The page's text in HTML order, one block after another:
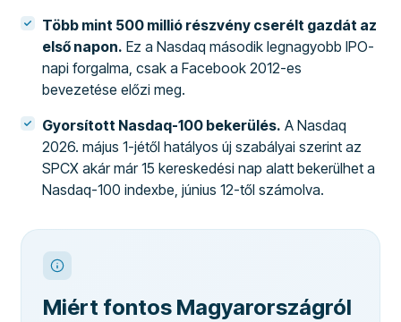
Több mint 500 millió részvény cserélt gazdát az
első napon. Ez a Nasdaq második legnagyobb IPO-
napi forgalma, csak a Facebook 2012-es
bevezetése előzi meg.
Gyorsított Nasdaq-100 bekerülés. A Nasdaq
2026. május 1-jétől hatályos új szabályai szerint az
SPCX akár már 15 kereskedési nap alatt bekerülhet a
Nasdaq-100 indexbe, június 12-től számolva.
Miért fontos Magyarországról